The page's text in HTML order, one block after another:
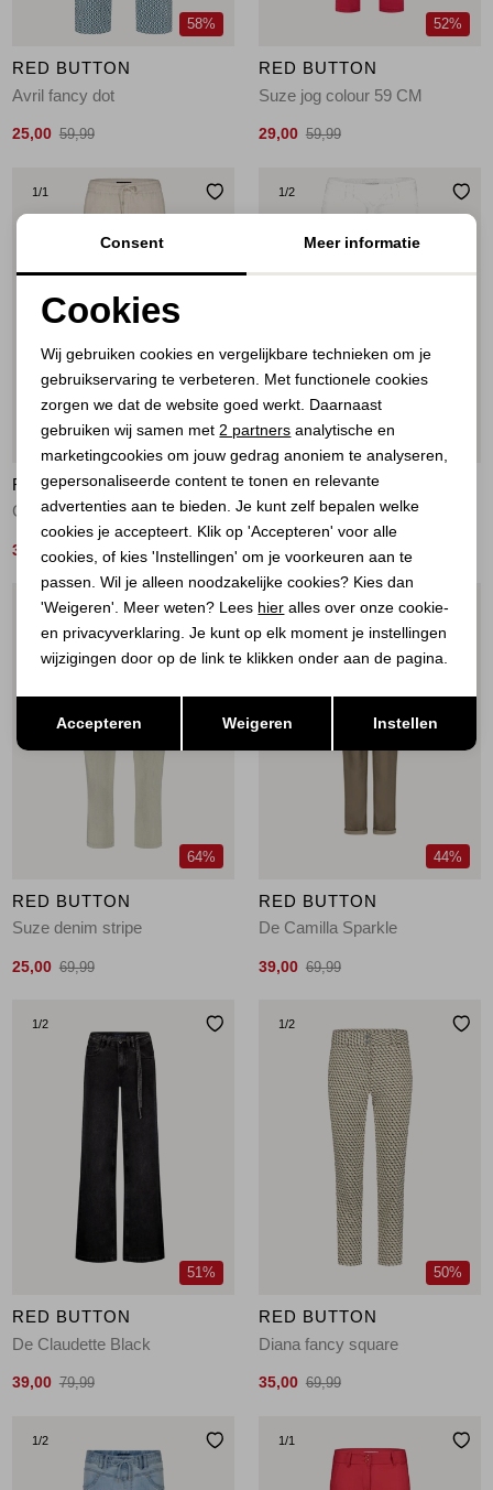
58%
RED BUTTON
Avril fancy dot
25,00 59,99
52%
RED BUTTON
Suze jog colour 59 CM
29,00 59,99
1/1
44%
RED BUTTON
Colette cotton linen L33
39,00 69,99
1/2
RED BUTTON
Tessy CRP jog colour L31
39,00 69,99
/2
64%
RED BUTTON
Suze denim stripe
25,00 69,99
1 /2
44%
RED BUTTON
De Camilla Sparkle
39,00 69,99
1/2
51%
RED BUTTON
De Claudette Black
39,00 79,99
1/2
50%
RED BUTTON
Diana fancy square
35,00 69,99
1/2 1/1
Personalisatie cookies
Analytische cookies
Marketing cookies
Consent Meer informatie
Cookies
Wij gebruiken cookies en vergelijkbare technieken om je
gebruikservaring te verbeteren. Met functionele cookies
zorgen we dat de website goed werkt. Daarnaast
gebruiken wij samen met 2 partners analytische en
marketingcookies om jouw gedrag anoniem te analyseren,
gepersonaliseerde content te tonen en relevante
advertenties aan te bieden. Je kunt zelf bepalen welke
cookies je accepteert. Klik op 'Accepteren' voor alle
cookies, of kies 'Instellingen' om je voorkeuren aan te
passen. Wil je alleen noodzakelijke cookies? Kies dan
'Weigeren'. Meer weten? Lees hier alles over onze cookie-
en privacyverklaring. Je kunt op elk moment je instellingen
wijzigingen door op de link te klikken onder aan de pagina.
Accepteren Weigeren Instellen